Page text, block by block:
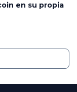
en su propia